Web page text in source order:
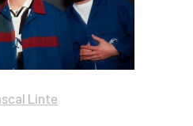
Linte